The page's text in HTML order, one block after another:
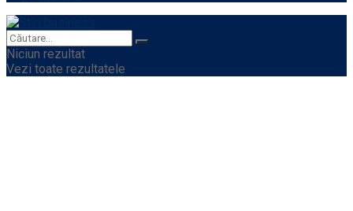
Niciun rezultat
Vezi toate rezultatele